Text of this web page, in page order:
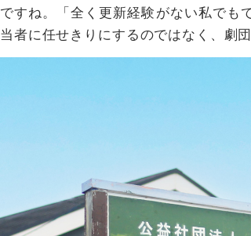
ですね。「全く更新経験がない私でも
当者に任せきりにするのではなく、劇